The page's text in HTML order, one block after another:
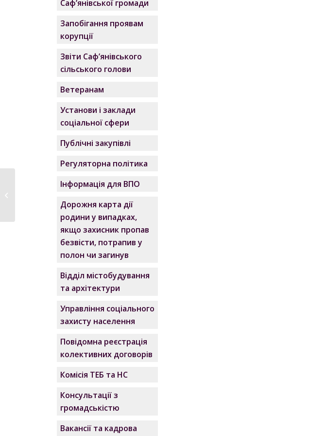
Саф’янівської громади
Запобігання проявам
корупції
Звіти Саф’янівського
сільського голови
Ветеранам
Установи і заклади
соціальної сфери
Публічні закупівлі
Регуляторна політика
Інформація для ВПО
Дорожня карта дії
родини у випадках,
якщо захисник пропав
безвісти, потрапив у
полон чи загинув
Відділ містобудування
та архітектури
Управління соціального
захисту населення
Повідомна реєстрація
колективних договорів
Комісія ТЕБ та НС
Консультації з
громадськістю
Вакансії та кадрова
Сьогодні – День
пам’яті захисників ...